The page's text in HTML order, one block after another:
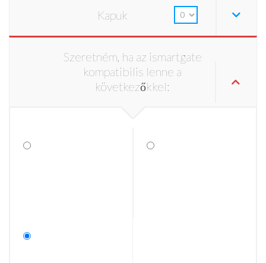
Kapuk
Szeretném, ha az ismartgate
kompatibilis lenne a
következőkkel: